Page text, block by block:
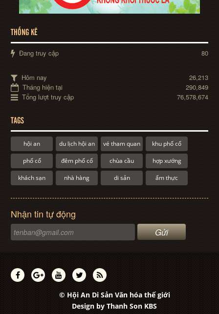
THỐNG KÊ
Đang truy cập 80
Hôm nay
26,213
Tháng hiện tại
290,849
Tổng lượt truy cập
76,578,674
TAGS
hội an du lịch hội an vé tham quan khu phố cổ
phố cổ đêm phố cổ chùa cầu hợp xướng
khách sạn nhà hàng di sản ẩm thực
Nhận tin tự động
© Hội An Di Sản Văn hóa thế giới
Design by Thanh Son KBS